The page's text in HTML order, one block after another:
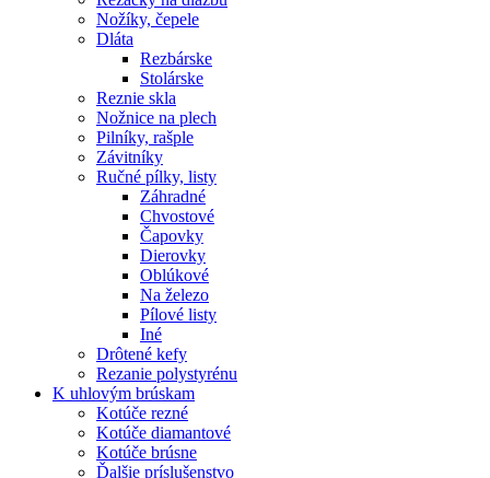
Nožíky, čepele
Dláta
Rezbárske
Stolárske
Reznie skla
Nožnice na plech
Pilníky, rašple
Závitníky
Ručné pílky, listy
Záhradné
Chvostové
Čapovky
Dierovky
Oblúkové
Na železo
Pílové listy
Iné
Drôtené kefy
Rezanie polystyrénu
K uhlovým brúskam
Kotúče rezné
Kotúče diamantové
Kotúče brúsne
Ďalšie príslušenstvo